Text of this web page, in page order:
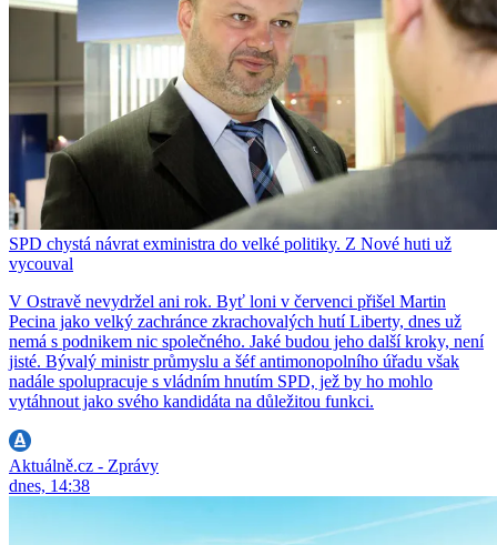
SPD chystá návrat exministra do velké politiky. Z Nové huti už
vycouval
V Ostravě nevydržel ani rok. Byť loni v červenci přišel Martin
Pecina jako velký zachránce zkrachovalých hutí Liberty, dnes už
nemá s podnikem nic společného. Jaké budou jeho další kroky, není
jisté. Bývalý ministr průmyslu a šéf antimonopolního úřadu však
nadále spolupracuje s vládním hnutím SPD, jež by ho mohlo
vytáhnout jako svého kandidáta na důležitou funkci.
Aktuálně.cz - Zprávy
dnes, 14:38